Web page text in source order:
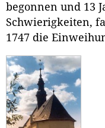
begonnen und 13
Schwierigkeiten,
1747 die